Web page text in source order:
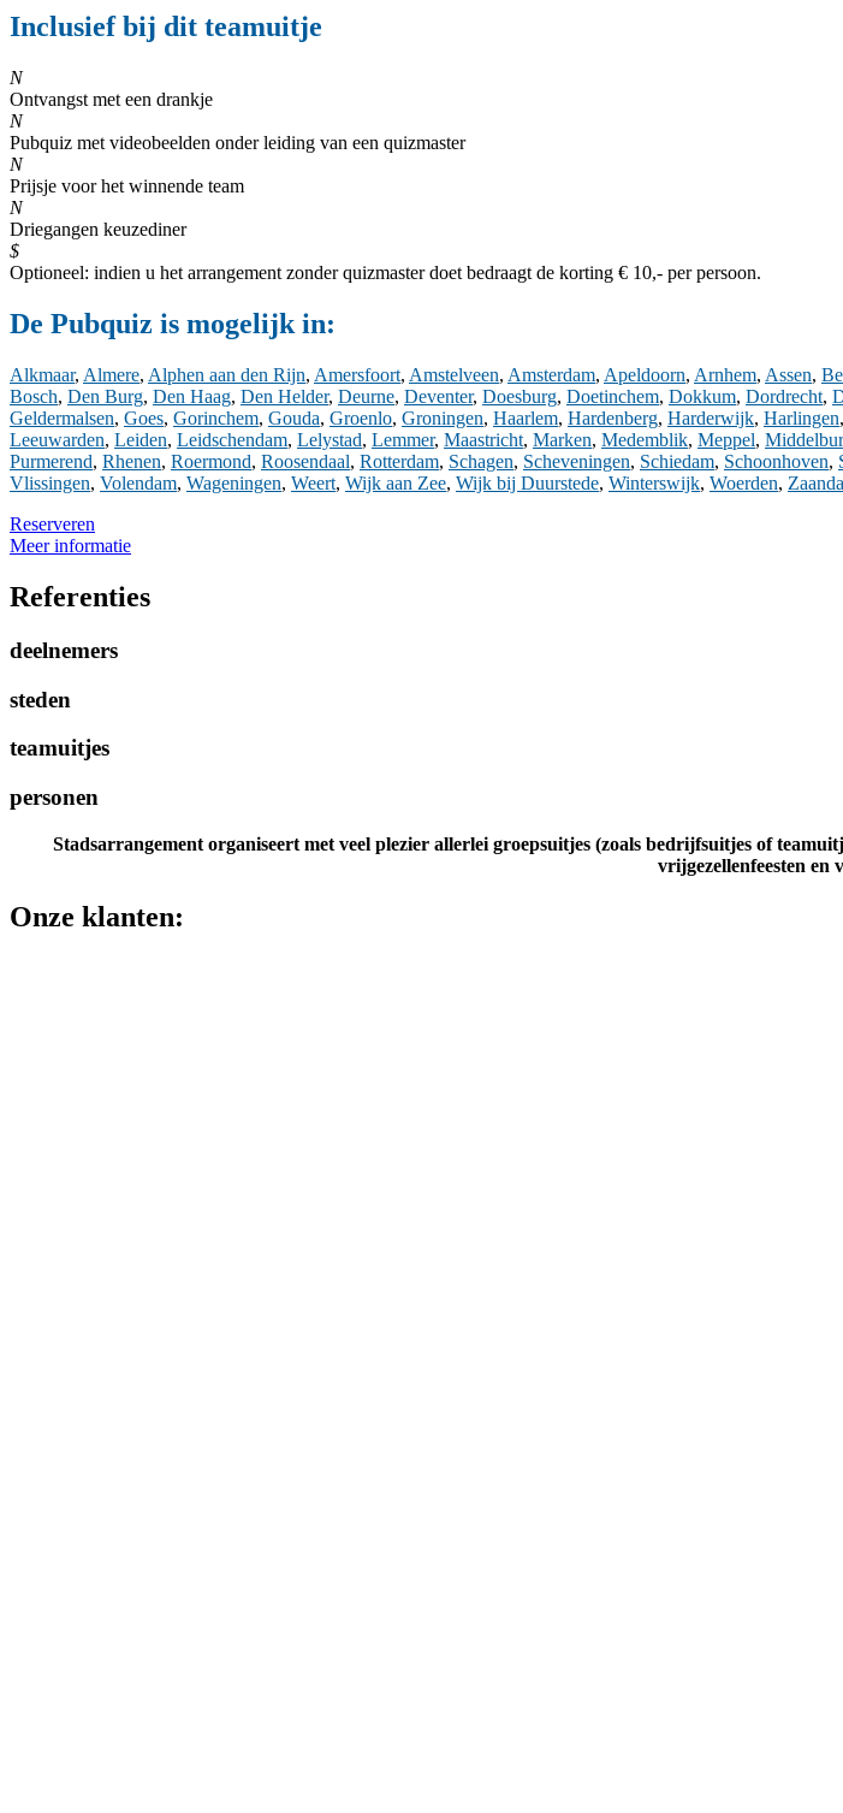
Inclusief bij dit teamuitje
N
Ontvangst met een drankje
N
Pubquiz met videobeelden onder leiding van een quizmaster
N
Prijsje voor het winnende team
N
Driegangen keuzediner
$
Optioneel: indien u het arrangement zonder quizmaster doet bedraagt de korting € 10,- per persoon.
De Pubquiz is mogelijk in:
Alkmaar, Almere, Alphen aan den Rijn, Amersfoort, Amstelveen, Amsterdam, Apeldoorn, Arnhem, Assen,
Bosch, Den Burg, Den Haag, Den Helder, Deurne, Deventer, Doesburg, Doetinchem, Dokkum, Dordrecht,
Geldermalsen, Goes, Gorinchem, Gouda, Groenlo, Groningen, Haarlem, Hardenberg, Harderwijk, Harlingen,
Leeuwarden, Leiden, Leidschendam, Lelystad, Lemmer, Maastricht, Marken, Medemblik, Meppel,
Purmerend, Rhenen, Roermond, Roosendaal, Rotterdam, Schagen, Scheveningen, Schiedam, Schoonhoven,
Vlissingen, Volendam, Wageningen, Weert, Wijk aan Zee, Wijk bij Duurstede, Winterswijk, Woerden,
Reserveren
Meer informatie
Referenties
deelnemers
steden
teamuitjes
personen
Stadsarrangement organiseert met veel plezier allerlei groepsuitjes (zoals bedrijfsuitjes of
vrijgezellenfeesten en
Onze klanten: